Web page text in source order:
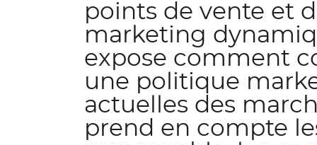
points de vente et
marketing
expose comment
une politique
actuelles des
prend en compte